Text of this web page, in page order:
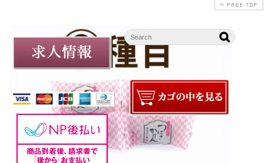
PAGE TOP